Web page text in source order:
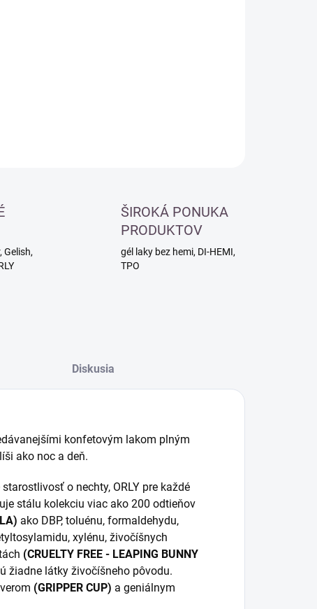
Gelish,
ŠIROKÁ PONUKA
PRODUKTOV
gél laky bez hemi, DI-HEMI,
TPO
Diskusia
konfetovým lakom plným
ako noc a deň.
o nechty, ORLY pre každé
stálu kolekciu viac ako 200 odtieňov
ako DBP, toluénu, formaldehydu,
xylénu, živočíšnych
(CRUELTY FREE - LEAPING BUNNY
žiadne látky živočíšneho pôvodu.
(GRIPPER CUP) a geniálnym